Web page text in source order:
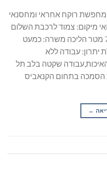
רוקח אחראי ומחסנאי
מיקום: צמוד לרכבת השלום
(רחוב יגאל אלון) – נמצא פיזית כ75 מטר הליכה משרה: כמעט
יתרון: עבודה ללא
שקטה בלב תל
הסמכה בתחום הקנאביס
→